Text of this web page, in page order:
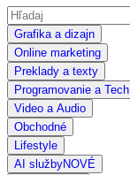
Grafika a dizajn
Online marketing
Preklady a texty
Programovanie a Tech
Video a Audio
Obchodné
Lifestyle
AI službyNOVÉ